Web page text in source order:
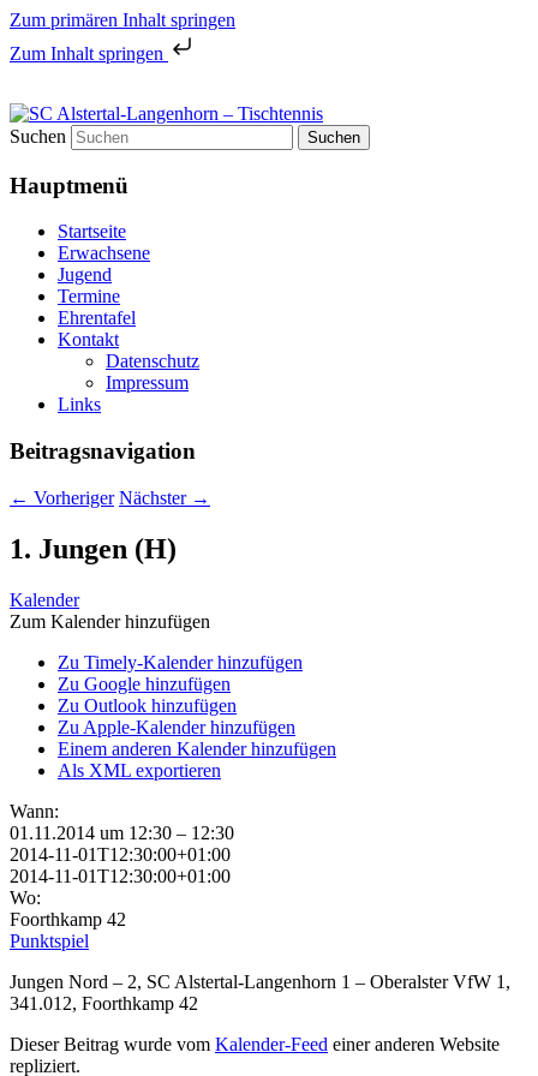
Zum primären Inhalt springen
Zum Inhalt springen
SC Alstertal-Langenhorn –
Tischtennis
Tischtennis in Hamburgs Norden
Suchen
Hauptmenü
Startseite
Erwachsene
Jugend
Termine
Ehrentafel
Kontakt
Datenschutz
Impressum
Links
Beitragsnavigation
← Vorheriger Nächster →
1. Jungen (H)
Kalender
Zum Kalender hinzufügen
Zu Timely-Kalender hinzufügen
Zu Google hinzufügen
Zu Outlook hinzufügen
Zu Apple-Kalender hinzufügen
Einem anderen Kalender hinzufügen
Als XML exportieren
Wann:
01.11.2014 um 12:30 – 12:30
2014-11-01T12:30:00+01:00
2014-11-01T12:30:00+01:00
Wo:
Foorthkamp 42
Punktspiel
Jungen Nord – 2, SC Alstertal-Langenhorn 1 – Oberalster VfW 1,
341.012, Foorthkamp 42
Dieser Beitrag wurde vom Kalender-Feed einer anderen Website
repliziert.